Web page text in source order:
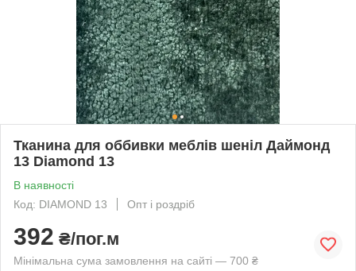
Тканина для оббивки меблів шеніл Даймонд
13 Diamond 13
В наявності
Код: DIAMOND 13
Опт і роздріб
392 ₴/пог.м
Мінімальна сума замовлення на сайті — 700 ₴